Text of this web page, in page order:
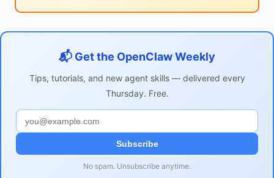
📬 Get the OpenClaw Weekly
Tips, tutorials, and new agent skills — delivered every
Thursday. Free.
Subscribe
No spam. Unsubscribe anytime.